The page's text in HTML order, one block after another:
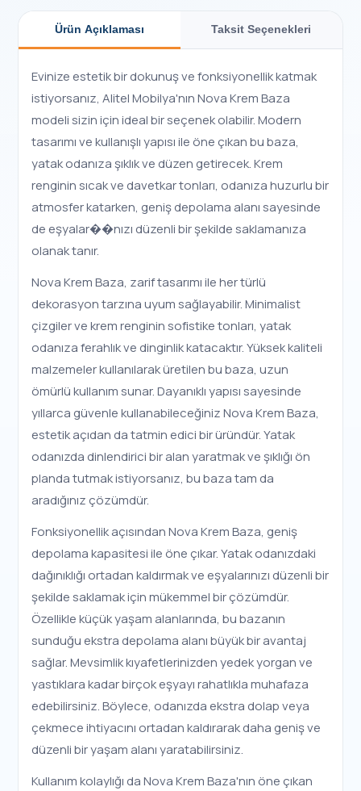
Ürün Açıklaması Taksit Seçenekleri
Evinize estetik bir dokunuş ve fonksiyonellik katmak
istiyorsanız, Alitel Mobilya'nın Nova Krem Baza
modeli sizin için ideal bir seçenek olabilir. Modern
tasarımı ve kullanışlı yapısı ile öne çıkan bu baza,
yatak odanıza şıklık ve düzen getirecek. Krem
renginin sıcak ve davetkar tonları, odanıza huzurlu bir
atmosfer katarken, geniş depolama alanı sayesinde
de eşyalar��nızı düzenli bir şekilde saklamanıza
olanak tanır.
Nova Krem Baza, zarif tasarımı ile her türlü
dekorasyon tarzına uyum sağlayabilir. Minimalist
çizgiler ve krem renginin sofistike tonları, yatak
odanıza ferahlık ve dinginlik katacaktır. Yüksek kaliteli
malzemeler kullanılarak üretilen bu baza, uzun
ömürlü kullanım sunar. Dayanıklı yapısı sayesinde
yıllarca güvenle kullanabileceğiniz Nova Krem Baza,
estetik açıdan da tatmin edici bir üründür. Yatak
odanızda dinlendirici bir alan yaratmak ve şıklığı ön
planda tutmak istiyorsanız, bu baza tam da
aradığınız çözümdür.
Fonksiyonellik açısından Nova Krem Baza, geniş
depolama kapasitesi ile öne çıkar. Yatak odanızdaki
dağınıklığı ortadan kaldırmak ve eşyalarınızı düzenli bir
şekilde saklamak için mükemmel bir çözümdür.
Özellikle küçük yaşam alanlarında, bu bazanın
sunduğu ekstra depolama alanı büyük bir avantaj
sağlar. Mevsimlik kıyafetlerinizden yedek yorgan ve
yastıklara kadar birçok eşyayı rahatlıkla muhafaza
edebilirsiniz. Böylece, odanızda ekstra dolap veya
çekmece ihtiyacını ortadan kaldırarak daha geniş ve
düzenli bir yaşam alanı yaratabilirsiniz.
Kullanım kolaylığı da Nova Krem Baza'nın öne çıkan